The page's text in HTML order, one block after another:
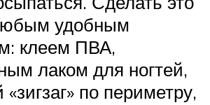
удобным
клеем ПВА,
лаком для ногтей,
«зигзаг» по периметру,